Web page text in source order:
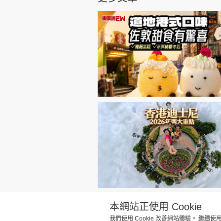
本網站正使用 Cookie
我們使用 Cookie 改善網站體驗。 繼續使